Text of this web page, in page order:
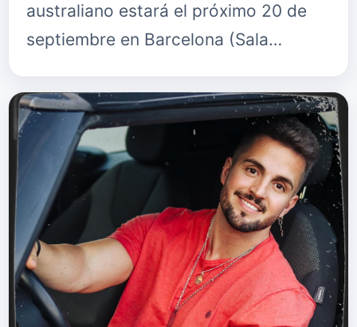
australiano estará el próximo 20 de
septiembre en Barcelona (Sala…